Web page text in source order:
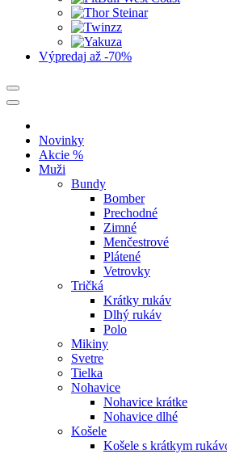
Výpredaj až -70%
Novinky
Akcie %
Muži
Bundy
Bomber
Prechodné
Zimné
Menčestrové
Plátené
Vetrovky
Tričká
Krátky rukáv
Dlhý rukáv
Polo
Mikiny
Svetre
Tielka
Nohavice
Nohavice krátke
Nohavice dlhé
Košele
Košele s krátkym